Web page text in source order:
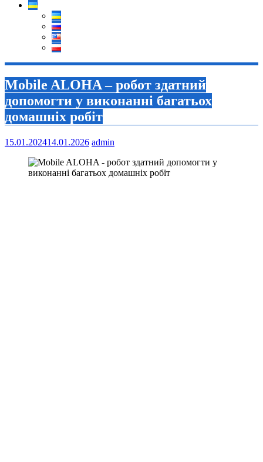
Mobile ALOHA – робот здатний
допомогти у виконанні багатьох
домашніх робіт
15.01.202414.01.2026 admin